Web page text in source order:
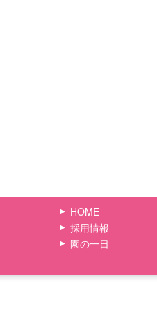
HOME
採用情報
園の一日